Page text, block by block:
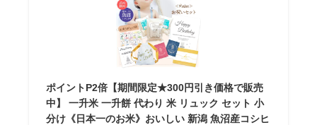
ポイントP2倍【期間限定★300円引き価格で販売
中】 一升米 一升餅 代わり 米 リュック セット 小
分け《日本一のお米》おいしい 新潟 魚沼産コシヒ